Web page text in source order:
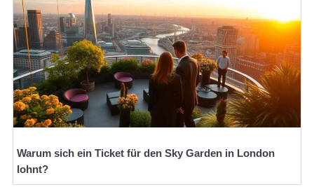
Warum sich ein Ticket für den Sky Garden in London
lohnt?